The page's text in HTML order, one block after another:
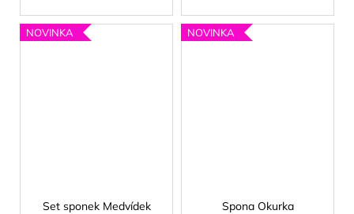
NOVINKA
Set sponek Medvídek
NOVINKA
Spona Okurka